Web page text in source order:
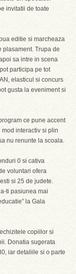
invitatii de toate
editie si marcheaza
plasament. Trupa de
sa intre in scena
participa pe tot
elasticul si concurs
gusta la eveniment si
ce pune accent
interactiv si plin
nu renunte la scoala.
0 si cativa
voluntari ofera
si 25 de judete.
ti pasiunea mai
la Gala
copiilor si
Donatia sugerata
iar detaliile si o parte